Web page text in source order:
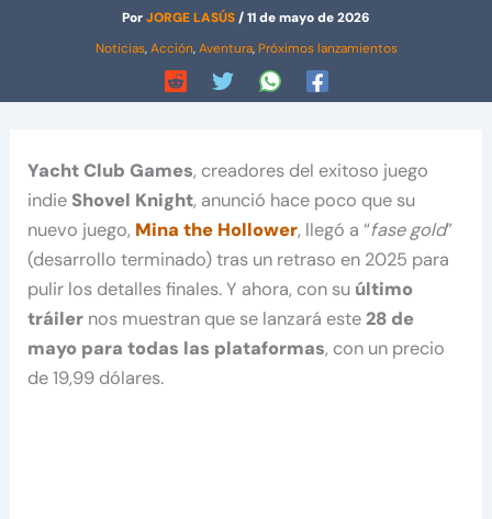
PorJORGE LASÚS/11 de mayo de 2026
Noticias,Acción,Aventura, Próximos lanzamientos
Yacht Club Games, creadores del exitoso juego
indie Shovel Knight, anunció hace poco que su
nuevo juego, Mina the Hollower, llegó a “fase gold”
(desarrollo terminado) tras un retraso en 2025 para
pulir los detalles finales. Y ahora, con su último
tráiler nos muestran que se lanzará este28 de
mayo para todas las plataformas, con un precio
de 19,99 dólares.